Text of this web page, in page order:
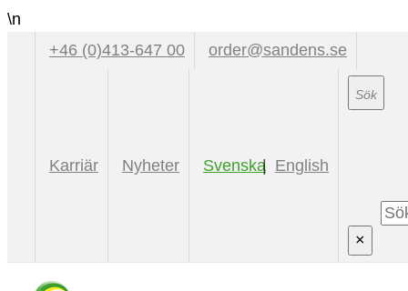
\n
+46 (0)413-647 00
order@sandens.se
Karriär Nyheter Svenska English
×